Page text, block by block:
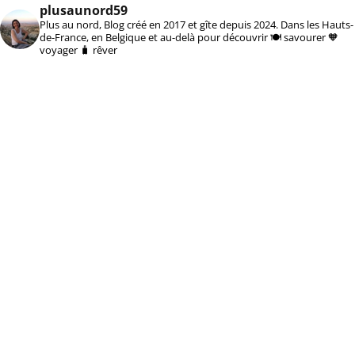
plusaunord59
Plus au nord, Blog créé en 2017 et gîte depuis 2024. Dans les Hauts-
de-France, en Belgique et au-delà pour découvrir 🍽️ savourer 🧡
voyager 🧳 rêver